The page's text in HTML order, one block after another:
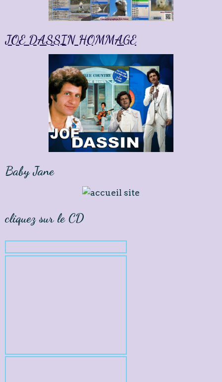
JOE DASSIN HOMMAGE
Baby Jane
cliquez sur le CD